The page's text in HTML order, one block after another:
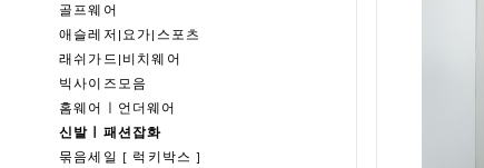
골프웨어
애슬레저|요가|스포츠
래쉬가드|비치웨어
빅사이즈모음
홈웨어ㅣ언더웨어
신발ㅣ패션잡화
묶음세일 [ 럭키박스 ]